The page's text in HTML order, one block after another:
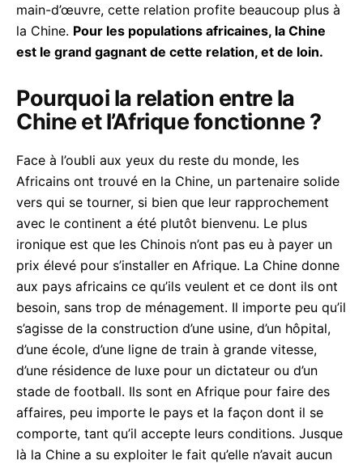
main-d’œuvre, cette relation profite beaucoup plus à
la Chine. Pour les populations africaines, la Chine
est le grand gagnant de cette relation, et de loin.
Pourquoi la relation entre la
Chine et l’Afrique fonctionne ?
Face à l’oubli aux yeux du reste du monde, les
Africains ont trouvé en la Chine, un partenaire solide
vers qui se tourner, si bien que leur rapprochement
avec le continent a été plutôt bienvenu. Le plus
ironique est que les Chinois n’ont pas eu à payer un
prix élevé pour s’installer en Afrique. La Chine donne
aux pays africains ce qu’ils veulent et ce dont ils ont
besoin, sans trop de ménagement. Il importe peu qu’il
s’agisse de la construction d’une usine, d’un hôpital,
d’une école, d’une ligne de train à grande vitesse,
d’une résidence de luxe pour un dictateur ou d’un
stade de football. Ils sont en Afrique pour faire des
affaires, peu importe le pays et la façon dont il se
comporte, tant qu’il accepte leurs conditions. Jusque
là la Chine a su exploiter le fait qu’elle n’avait aucun